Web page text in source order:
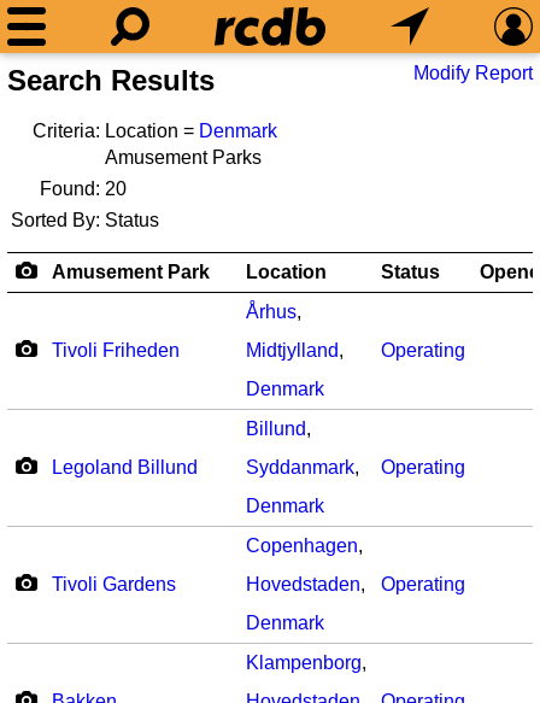
Search Results Modify Report
Criteria: Location = Denmark
Amusement Parks
Found: 20
Sorted By: Status
Amusement Park Location Status
Tivoli Friheden
Århus,
Midtjylland,
Denmark
Operating
Legoland Billund
Billund,
Syddanmark,
Denmark
Operating
Tivoli Gardens
Copenhagen,
Hovedstaden,
Denmark
Operating
Klampenborg,